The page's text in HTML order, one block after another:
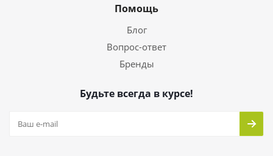
Помощь
Блог
Вопрос-ответ
Бренды
Будьте всегда в курсе!